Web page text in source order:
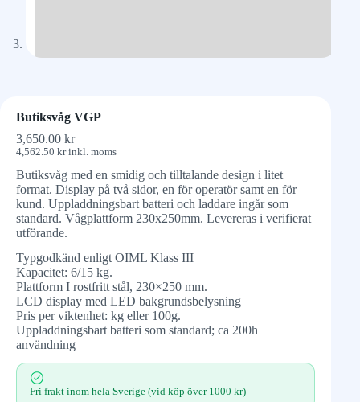
Butiksvåg VGP
3,650.00 kr
4,562.50 krinkl. moms
Butiksvåg med en smidig och tilltalande design i litet
format. Display på två sidor, en för operatör samt en för
kund. Uppladdningsbart batteri och laddare ingår som
standard. Vågplattform 230x250mm. Levereras i verifierat
utförande.
Typgodkänd enligt OIML Klass III
Kapacitet: 6/15 kg.
Plattform I rostfritt stål, 230×250 mm.
LCD display med LED bakgrundsbelysning
Pris per viktenhet: kg eller 100g.
Uppladdningsbart batteri som standard; ca 200h
användning
Fri frakt inom hela Sverige (vid köp över 1000 kr)